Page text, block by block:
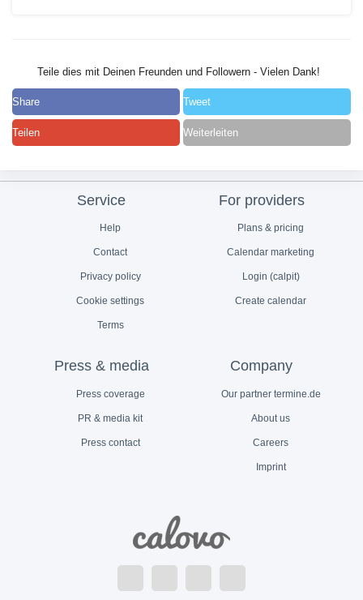
Teile dies mit Deinen Freunden und Followern - Vielen Dank!
Share Tweet
Teilen Weiterleiten
Service
Help
Contact
Privacy policy
Cookie settings
Terms
For providers
Plans & pricing
Calendar marketing
Login (calpit)
Create calendar
Press & media
Press coverage
PR & media kit
Press contact
Company
Our partner termine.de
About us
Careers
Imprint